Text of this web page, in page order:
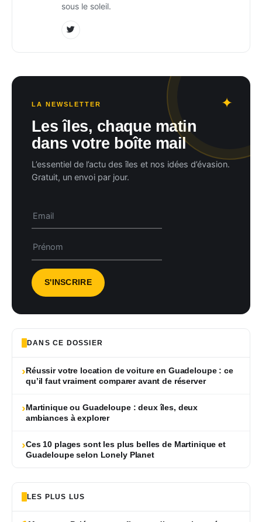
sous le soleil.
LA NEWSLETTER
Les îles, chaque matin
dans votre boîte mail
L’essentiel de l’actu des îles et nos idées d’évasion.
Gratuit, un envoi par jour.
DANS CE DOSSIER
›Réussir votre location de voiture en Guadeloupe : ce
qu’il faut vraiment comparer avant de réserver
›Martinique ou Guadeloupe : deux îles, deux
ambiances à explorer
›Ces 10 plages sont les plus belles de Martinique et
Guadeloupe selon Lonely Planet
LES PLUS LUS